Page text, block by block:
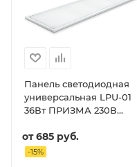
Панель светодиодная
универсальная LPU-01
36Вт ПРИЗМА 230В
IP40
от685 руб.
-15%